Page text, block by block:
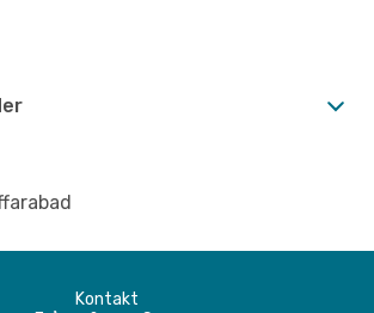
Kontakt